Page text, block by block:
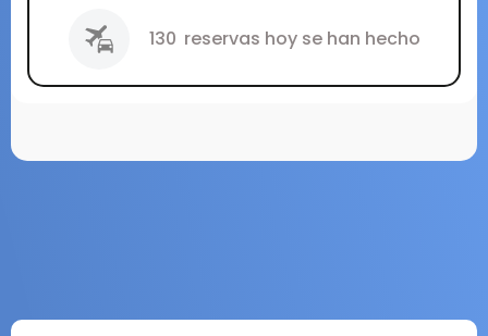
130 reservas hoy se han hecho